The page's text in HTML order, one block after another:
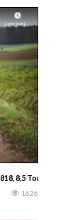
8,5 Tonnen, wie
1626